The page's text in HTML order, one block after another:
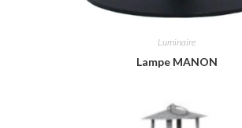
Luminaire
Lampe MANON